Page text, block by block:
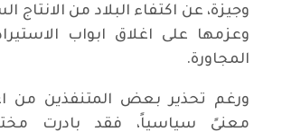
وجيزة، عن اكتفاء البلاد من الانتاج
وعزمها على اغلاق ابواب
المجاورة.
ورغم تحذير بعض المتنفذين من
معنىً سياسياً، فقد بادرت